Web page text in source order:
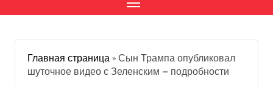
Главная страница » Сын Трампа опубликовал
шуточное видео с Зеленским — подробности